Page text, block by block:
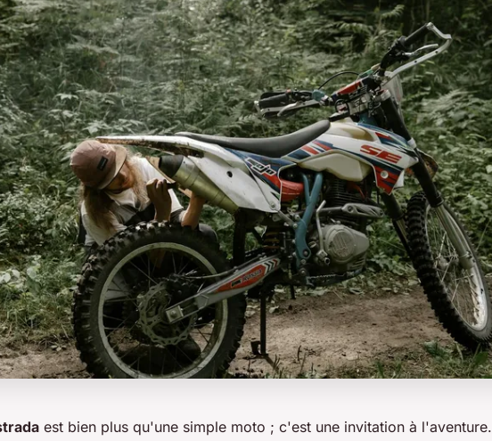
est bien plus qu'une simple moto ; c'est une invitation à l'aventure.